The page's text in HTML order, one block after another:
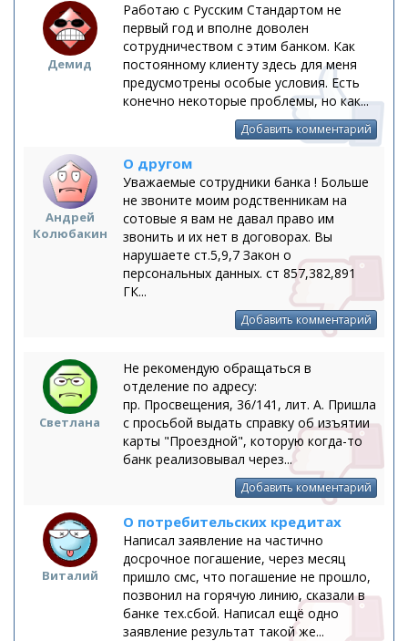
Демид
Работаю с Русским Стандартом не
первый год и вполне доволен
сотрудничеством с этим банком. Как
постоянному клиенту здесь для меня
предусмотрены особые условия. Есть
конечно некоторые проблемы, но как...
Добавить комментарий
Андрей
Колюбакин
О другом
Уважаемые сотрудники банка ! Больше
не звоните моим родственникам на
сотовые я вам не давал право им
звонить и их нет в договорах. Вы
нарушаете ст.5,9,7 Закон о
персональных данных. ст 857,382,891
ГК...
Добавить комментарий
Светлана
Не рекомендую обращаться в
отделение по адресу:
пр. Просвещения, 36/141, лит. А. Пришла
с просьбой выдать справку об изъятии
карты "Проездной", которую когда-то
банк реализовывал через...
Добавить комментарий
Виталий
О потребительских кредитах
Написал заявление на частично
досрочное погашение, через месяц
пришло смс, что погашение не прошло,
позвонил на горячую линию, сказали в
банке тех.сбой. Написал ещё одно
заявление результат такой же...